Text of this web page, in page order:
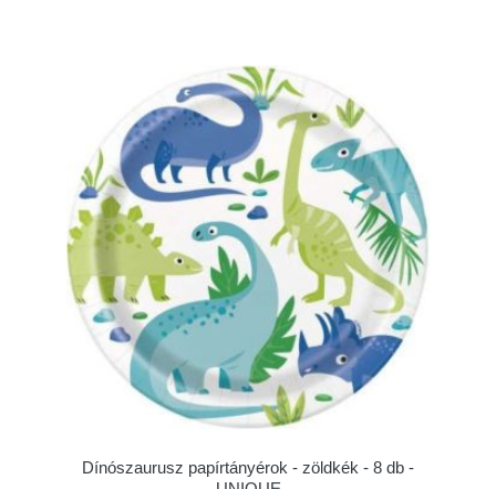
Dínószaurusz papírtányérok - zöldkék - 8 db -